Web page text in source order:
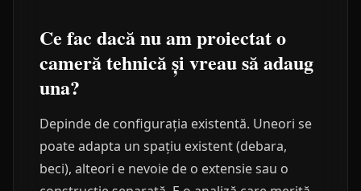
Ce fac dacă nu am proiectat o
cameră tehnică și vreau să adaug
una?
Depinde de configurația existentă. Uneori se
poate adapta un spațiu existent (debara,
beci), alteori e nevoie de o extensie sau o